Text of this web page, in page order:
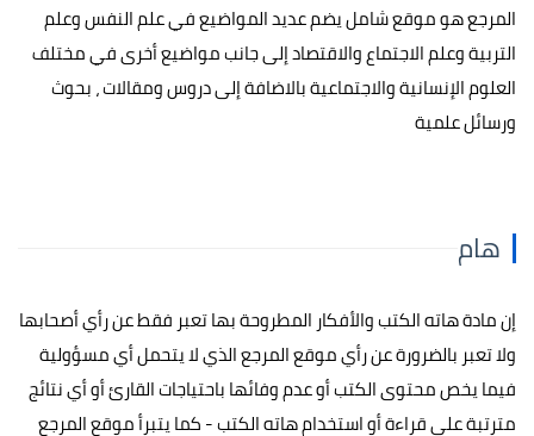
المرجع هو موقع شامل يضم عديد المواضيع في علم النفس وعلم
التربية وعلم الاجتماع والاقتصاد إلى جانب مواضيع أخرى في مختلف
العلوم الإنسانية والاجتماعية بالاضافة إلى دروس ومقالات ، بحوث
ورسائل علمية
هام
إن مادة هاته الكتب والأفكار المطروحة بها تعبر فقط عن رأي أصحابها
ولا تعبر بالضرورة عن رأي موقع المرجع الذي لا يتحمل أي مسؤولية
فيما يخص محتوى الكتب أو عدم وفائها باحتياجات القارئ أو أي نتائج
مترتبة على قراءة أو استخدام هاته الكتب - كما يتبرأ موقع المرجع